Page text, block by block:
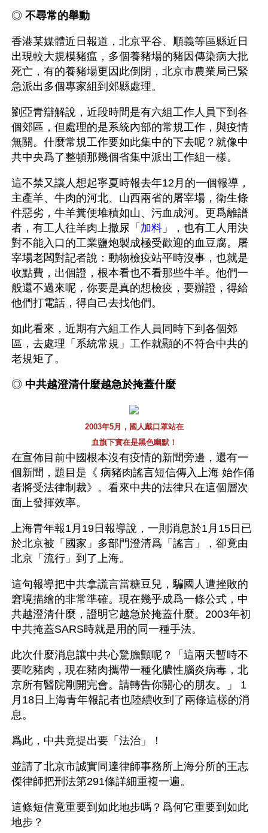
◎ 不尋常的舉動
香港某媒體近日報道，北京平谷、順義等區縣近日
出現較大規模豬瘟，多個養豬場的豬因傳染病大批
死亡，有的養豬場更因此倒閉，北京市農業局已緊
急派出多個專家組到郊縣處理。
劉亞青辯解說，近段時間是有六組工作人員下到各
個郊區，但處理的是系統內部的常規工作，與疫情
無關。什麼常規工作要如此集中的下去呢？就像中
共中央爲了整頓那幾個省集中派出工作組一樣。
這不禁又讓人想起寧夏時報去年12月的一個報導，
主產羊、牛肉的河北、山西兩省的屠宰場，衛生條
件惡劣，牛羊糞便堆積如山、污血成河。更爲離譜
者，有工人往羊肉上撒尿「 加料 」，也有工人用決
對不能入口的工業鹽炮製成極受歡迎的血豆腐。屠
宰場老闆對記者說：動物檢疫站平時沒事，也就是
收點費，出個證，根本看也不看那些牛羊。他們一
般還不過來呢，你要是真的想檢疫，要辦證，得給
他們打電話，得自己去找他們。
如此看來，近期有六組工作人員同時下到各個郊
區，去處理「系統常規」工作就顯的不符合中共的
老規矩了。
◎ 中共越澄清什麼越急於掩蓋什麼
2003年5月，國人戴口罩站在
血旗下實在是黑色幽默！
在宣佈目前中國根本沒有疫情的新聞旁邊，還有一
個新聞，題目是《 病豬肉謠言短信傳入上海 始作俑
者將受法律制裁》。看來中共的法律只在這個層次
面上發揮效率。
上海青年報1月19日報導說，一則消息於1月15日已
於北京被「國家」多部門澄清爲「謠言」，卻竟由
北京「流行」到了上海。
這句報導把中共拿謊言當糖豆兒，騙國人遭挫敗的
窘境描繪的非常準確。現在幾乎成爲一條公式，中
共越澄清什麼，證明它越急於掩蓋什麼。2003年初
中共掩蓋SARS時就是用的同一種手法。
此次什麼消息讓中共心驚膽顫呢？「這兩天暫時不
要吃豬肉，現在豬肉攜帶一種化膿性腦炎病毒，北
京所有醫院剛開完會。請轉告你關心的朋友。」 1
月18日上海青年報記者也陸續收到了兩條這樣的消
息。
爲此，中共竟提出要「法治」！
並請了北京市誠實同達律師事務所上海分所的王志
傑律師把刑法第291條詳細重複一遍。
這條短信竟重要到如此地步嗎？爲何它重要到如此
地步？